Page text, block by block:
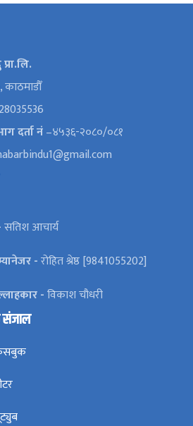
काठमाडौँ
दर्ता नं–४५३६-२०८०/०८१
सतिश आचार्य
-रोहित श्रेष्ठ [9841055202]
-विकाश चौधरी
संजाल